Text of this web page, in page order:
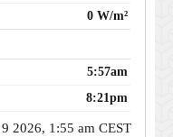
0 W/m²
5:57am
8:21pm
2026, 1:55 am CEST